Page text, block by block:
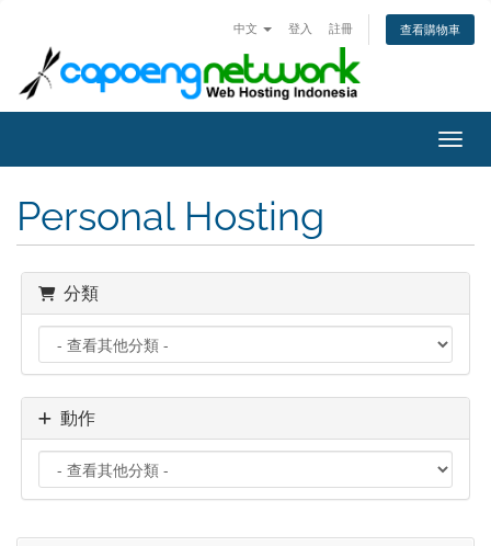
中文 登入 註冊 查看購物車
切換
Personal Hosting
分類
動作